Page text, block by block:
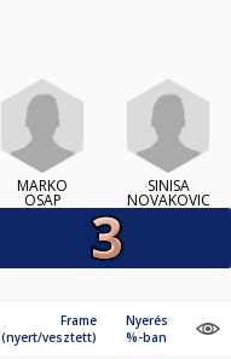
MARKO
OSAP
SINISA
NOVAKOVIC
Frame
(nyert/vesztett)
Nyerés
%-ban